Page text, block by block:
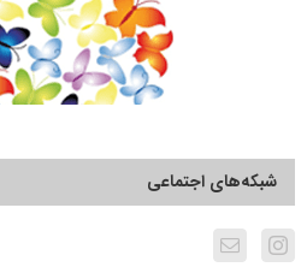
شبکه‌های اجتماعی